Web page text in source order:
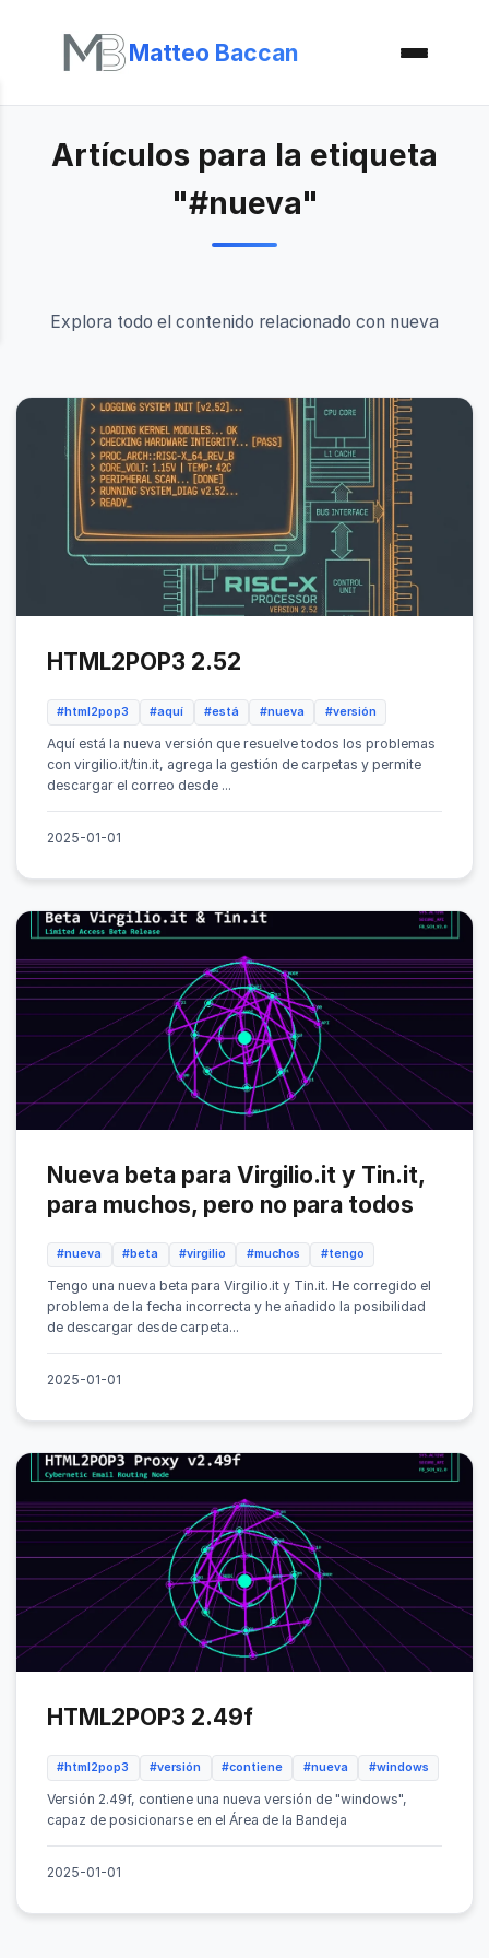
Matteo Baccan
Artículos para la etiqueta
"#nueva"
Explora todo el contenido relacionado con nueva
HTML2POP3 2.52
#html2pop3 #aquí #está #nueva #versión
Aquí está la nueva versión que resuelve todos los problemas
con virgilio.it/tin.it, agrega la gestión de carpetas y permite
descargar el correo desde ...
2025-01-01
Nueva beta para Virgilio.it y Tin.it,
para muchos, pero no para todos
#nueva #beta #virgilio #muchos #tengo
Tengo una nueva beta para Virgilio.it y Tin.it. He corregido el
problema de la fecha incorrecta y he añadido la posibilidad
de descargar desde carpeta...
2025-01-01
HTML2POP3 2.49f
#html2pop3 #versión #contiene #nueva #windows
Versión 2.49f, contiene una nueva versión de "windows",
capaz de posicionarse en el Área de la Bandeja
2025-01-01